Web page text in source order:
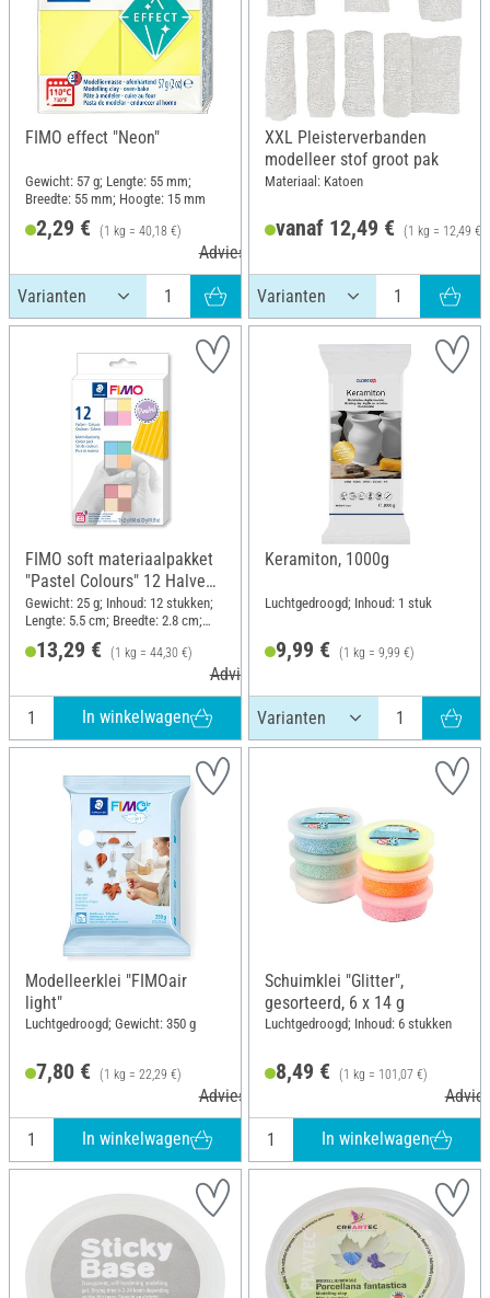
FIMO effect "Neon"
Gewicht: 57 g; Lengte: 55 mm;
Breedte: 55 mm; Hoogte: 15 mm
2,29 € (1 kg = 40,18 €)
Adviesprijs 3,60 €
XXL Pleisterverbanden
modelleer stof groot pak
Materiaal: Katoen
vanaf 12,49 € (1 kg = 12,49 €)
FIMO soft materiaalpakket
"Pastel Colours" 12 Halve
blokken, 300 g
Gewicht: 25 g; Inhoud: 12 stukken;
Lengte: 5.5 cm; Breedte: 2.8 cm;
13,29 € (1 kg = 44,30 €)
Adviesprijs 18,95 €
In winkelwagen
Keramiton, 1000g
Luchtgedroogd; Inhoud: 1 stuk
9,99 € (1 kg = 9,99 €)
Modelleerklei "FIMOair
light"
Luchtgedroogd; Gewicht: 350 g
7,80 € (1 kg = 22,29 €)
Adviesprijs 10,40 €
In winkelwagen
Schuimklei "Glitter",
gesorteerd, 6 x 14 g
Luchtgedroogd; Inhoud: 6 stukken
8,49 € (1 kg = 101,07 €)
In winkelwagen